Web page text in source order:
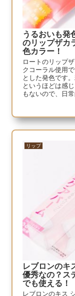
うるおいも発
のリップザカ
色カラー！
ロートのリップ
クコーラル使用
とした発色です
というほどは感
もないので、日
リップ
レブロンのキ
優秀なの？ス
でも使える！
レブロンのキス